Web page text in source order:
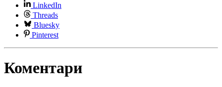
LinkedIn
Threads
Bluesky
Pinterest
Коментари